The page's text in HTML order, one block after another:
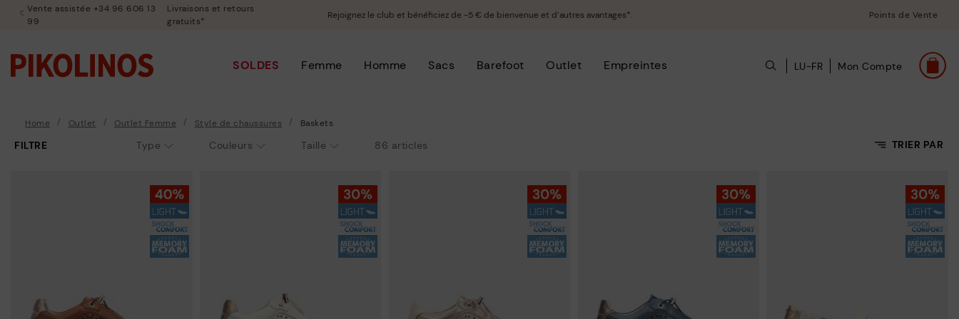
Vente assistée +34 96 606 13
99
Livraisons et retours
gratuits*
Rejoignez le club et bénéficiez de -5 € de bienvenue et d’autres avantages*. Points de Vente
SOLDES Femme Homme Sacs Barefoot Outlet Empreintes LU-FR Mon Compte
Home Outlet Outlet Femme Style de chaussures Baskets
TRIER PAR
Prix décroissant
Meilleures ventes
Nouvelles
FILTRE 86 articles
Type Couleurs Taille